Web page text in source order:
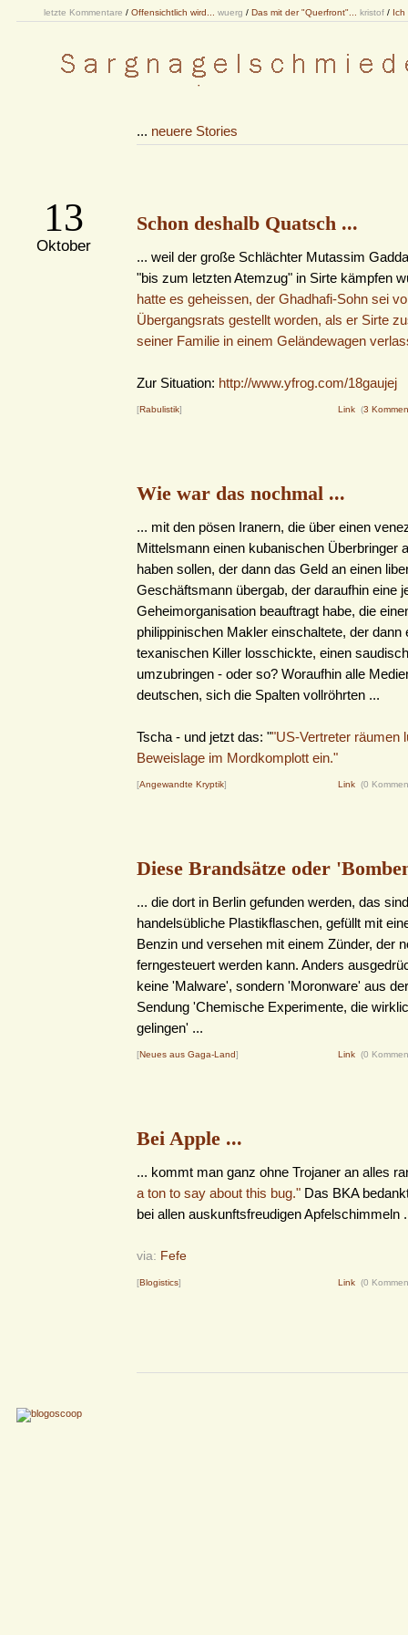
letzte Kommentare / Offensichtlich wird... wuerg / Das mit der "Querfront"... kristof / Ich
... neuere Stories
13
Oktober
Schon deshalb Quatsch ...
... weil der große Schlächter Mutassim
"bis zum letzten Atemzug" in Sirte kämpfen
hatte es geheissen, der Ghadhafi-Sohn sei
Übergangsrats gestellt worden, als er Sirte
seiner Familie in einem Geländewagen
Zur Situation: http://www.yfrog.com/18gaujej
[Rabulistik] Link (3
Wie war das nochmal ...
... mit den pösen Iranern, die über einen
Mittelsmann einen kubanischen Überbringer
haben sollen, der dann das Geld an einen
Geschäftsmann übergab, der daraufhin eine
Geheimorganisation beauftragt habe, die
philippinischen Makler einschaltete, der dann
texanischen Killer losschickte, einen
umzubringen - oder so? Woraufhin alle
deutschen, sich die Spalten vollröhrten ...
Tscha - und jetzt das: ""US-Vertreter räumen
Beweislage im Mordkomplott ein."
[Angewandte Kryptik] Link (0
Diese Brandsätze oder
... die dort in Berlin gefunden werden, das
handelsübliche Plastikflaschen, gefüllt mit
Benzin und versehen mit einem Zünder, der
ferngesteuert werden kann. Anders
keine 'Malware', sondern 'Moronware' aus
Sendung 'Chemische Experimente, die
gelingen' ...
[Neues aus Gaga-Land] Link (0
Bei Apple ...
... kommt man ganz ohne Trojaner an alles
a ton to say about this bug." Das BKA
bei allen auskunftsfreudigen Apfelschimmeln
via: Fefe
[Blogistics] Link (0